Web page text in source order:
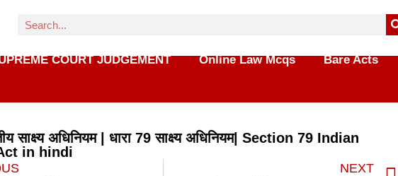
COURT JUDGEMENT Online Law Mcqs Bare Acts
साक्ष्य अधिनियम | धारा 79 साक्ष्य अधिनियम| Section 79 Indian
in hindi
NEXT